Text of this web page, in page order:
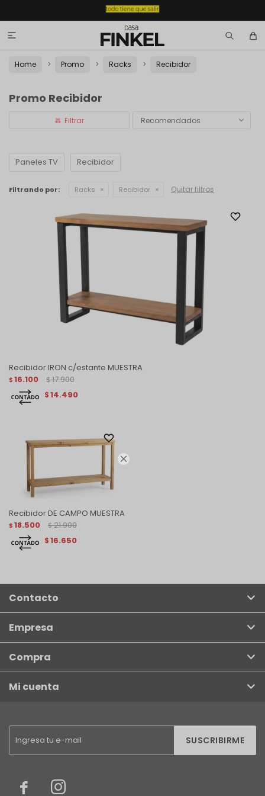


Home Promo Racks Recibidor
Promo Recibidor
Recomendados
Paneles TV Recibidor
Filtrando por: Racks Recibidor Quitar filtros
Recibidor IRON c/estante MUESTRA
$ 16.100 $ 17.900
$14.490
Recibidor DE CAMPO MUESTRA
$ 18.500 $ 21.900
$16.650
SUSCRIBIRME
 
Contacto
Empresa
Compra
Mi cuenta